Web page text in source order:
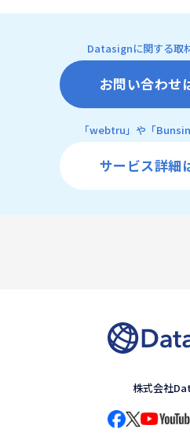
Datasignに関する取
お問い合わせ
「webtru」や「
サービス詳細
株式会社